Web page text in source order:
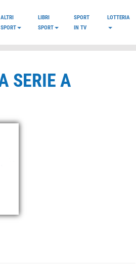
ALTRI
SPORT
LIBRI
SPORT
SPORT
IN TV
LOTTERIA
SERIE A